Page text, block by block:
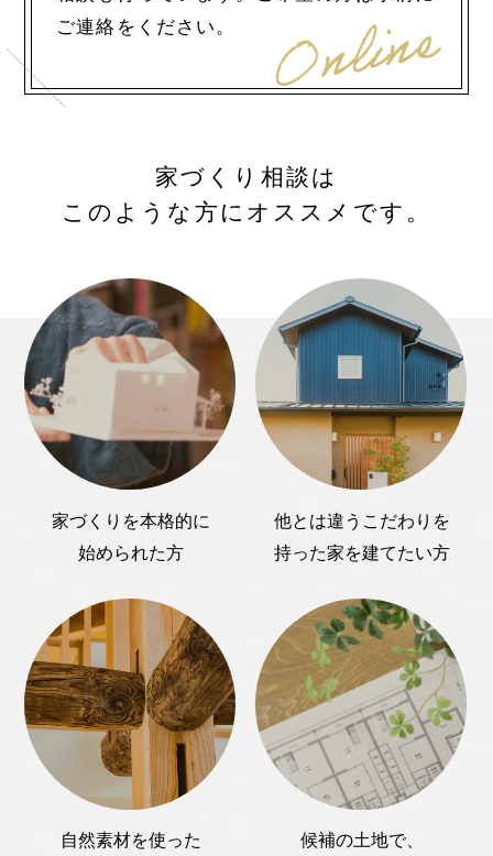
ご連絡をください。
家づくり相談は
このような方にオススメです。
家づくりを本格的に
始められた方
他とは違うこだわりを
持った家を建てたい方
自然素材を使った 候補の土地で、